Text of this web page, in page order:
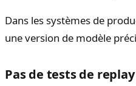
Dans les systèmes de
une version de modèle
Pas de tests de replay